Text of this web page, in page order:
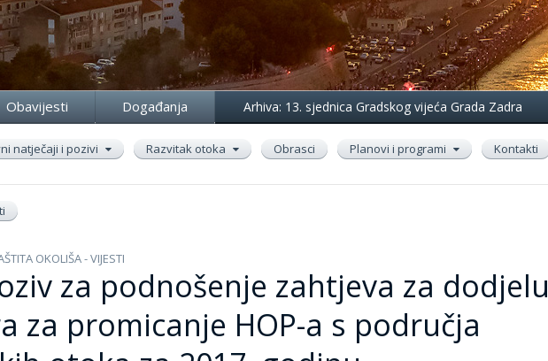
Obavijesti Događanja Arhiva: 13. sjednica Gradskog vijeća Grada Zadra
natječaji i pozivi Razvitak otoka Obrasci Planovi i programi Kontakti
OKOLIŠA - VIJESTI
za podnošenje zahtjeva za dodjelu
za promicanje HOP-a s područja